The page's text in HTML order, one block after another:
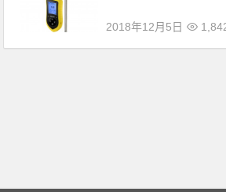
2018年12月5日